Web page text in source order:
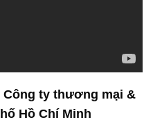
Công ty thương mại &
Hồ Chí Minh